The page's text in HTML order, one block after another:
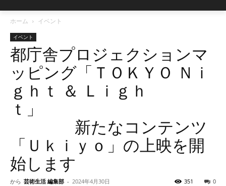
ホーム イベント
イベント
都庁舎プロジェクションマ
ッピング「ＴＯＫＹＯ Ｎｉ
ｇｈｔ ＆ Ｌｉｇｈ
ｔ」
新たなコンテンツ
「Ｕｋｉｙｏ」の上映を開
始します
から 芸術生活 編集部 - 2024年4月30日 0
351